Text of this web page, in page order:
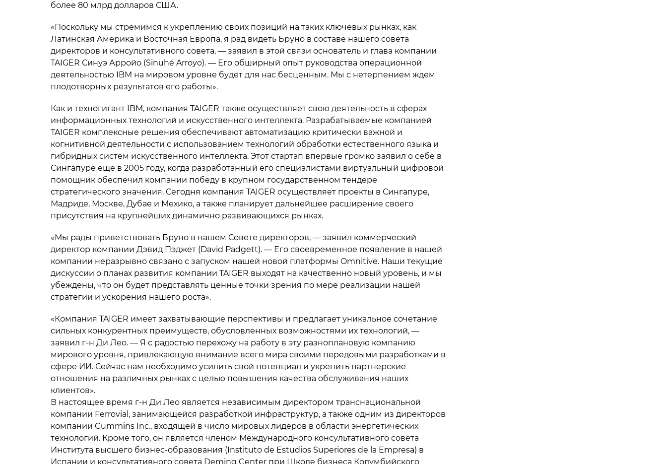
более 80 млрд долларов США.
«Поскольку мы стремимся к укреплению своих позиций на таких ключевых рынках, как
Латинская Америка и Восточная Европа, я рад видеть Бруно в составе нашего совета
директоров и консультативного совета, — заявил в этой связи основатель и глава компании
TAIGER Синуэ Арройо (Sinuhé Arroyo). — Его обширный опыт руководства операционной
деятельностью IBM на мировом уровне будет для нас бесценным. Мы с нетерпением ждем
плодотворных результатов его работы».
Как и техногигант IBM, компания TAIGER также осуществляет свою деятельность в сферах
информационных технологий и искусственного интеллекта. Разрабатываемые компанией
TAIGER комплексные решения обеспечивают автоматизацию критически важной и
когнитивной деятельности с использованием технологий обработки естественного языка и
гибридных систем искусственного интеллекта. Этот стартап впервые громко заявил о себе в
Сингапуре еще в 2005 году, когда разработанный его специалистами виртуальный цифровой
помощник обеспечил компании победу в крупном государственном тендере
стратегического значения. Сегодня компания TAIGER осуществляет проекты в Сингапуре,
Мадриде, Москве, Дубае и Мехико, а также планирует дальнейшее расширение своего
присутствия на крупнейших динамично развивающихся рынках.
«Мы рады приветствовать Бруно в нашем Совете директоров, — заявил коммерческий
директор компании Дэвид Пэджет (David Padgett). — Его своевременное появление в нашей
компании неразрывно связано с запуском нашей новой платформы Omnitive. Наши текущие
дискуссии о планах развития компании TAIGER выходят на качественно новый уровень, и мы
убеждены, что он будет представлять ценные точки зрения по мере реализации нашей
стратегии и ускорения нашего роста».
«Компания TAIGER имеет захватывающие перспективы и предлагает уникальное сочетание
сильных конкурентных преимуществ, обусловленных возможностями их технологий, —
заявил г-н Ди Лео. — Я с радостью перехожу на работу в эту разноплановую компанию
мирового уровня, привлекающую внимание всего мира своими передовыми разработками в
сфере ИИ. Сейчас нам необходимо усилить свой потенциал и укрепить партнерские
отношения на различных рынках с целью повышения качества обслуживания наших
клиентов».
В настоящее время г-н Ди Лео является независимым директором транснациональной
компании Ferrovial, занимающейся разработкой инфраструктур, а также одним из директоров
компании Cummins Inc., входящей в число мировых лидеров в области энергетических
технологий. Кроме того, он является членом Международного консультативного совета
Института высшего бизнес-образования (Instituto de Estudios Superiores de la Empresa) в
Испании и консультативного совета Deming Center при Школе бизнеса Колумбийского